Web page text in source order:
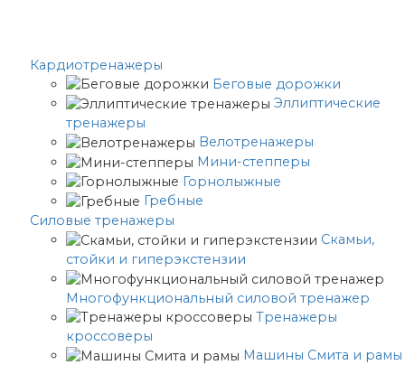
Кардиотренажеры
Беговые дорожки
Эллиптические
тренажеры
Велотренажеры
Мини-степперы
Горнолыжные
Гребные
Cиловые тренажеры
Скамьи,
стойки и гиперэкстензии
Многофункциональный силовой тренажер
Тренажеры
кроссоверы
Машины Смита и рамы